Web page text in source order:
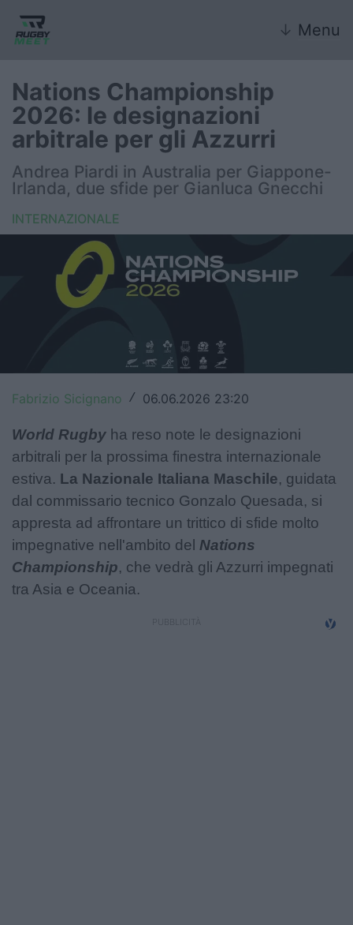
↓ Menu
Nazionale
Nazionali giovanili
Rugby Sevens
FIR
Internazionale
6 Nazioni
United Rugby Championship
Top14
Premiership
Champions Cup
Challenge Cup
World Rugby
Rugby World Cup
Super Rugby
Nations Championship
2026: le designazioni
arbitrale per gli Azzurri
Andrea Piardi in Australia per Giappone-
Irlanda, due sfide per Gianluca Gnecchi
INTERNAZIONALE
Fabrizio Sicignano / 06.06.2026 23:20
World Rugby ha reso note le designazioni
arbitrali per la prossima finestra internazionale
estiva. La Nazionale Italiana Maschile, guidata
dal commissario tecnico Gonzalo Quesada, si
appresta ad affrontare un trittico di sfide molto
impegnative nell'ambito del Nations
Championship, che vedrà gli Azzurri impegnati
tra Asia e Oceania.